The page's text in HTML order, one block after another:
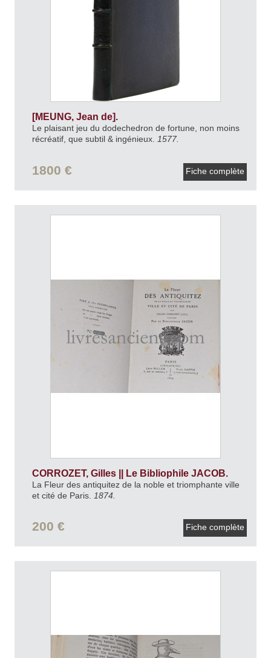
[MEUNG, Jean de].
Le plaisant jeu du dodechedron de fortune, non moins
récréatif, que subtil & ingénieux. 1577.
1800 € Fiche complète
CORROZET, Gilles || Le Bibliophile JACOB.
La Fleur des antiquitez de la noble et triomphante ville
et cité de Paris.
1874.
200 € Fiche complète